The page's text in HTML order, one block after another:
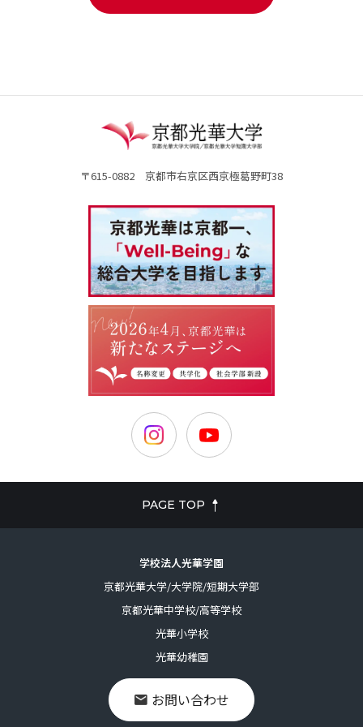
〒615-0882 京都市右京区西京極葛野町38
PAGE TOP
学校法人光華学園
京都光華大学/大学院/短期大学部
京都光華中学校/高等学校
光華小学校
光華幼稚園
お問い合わせ